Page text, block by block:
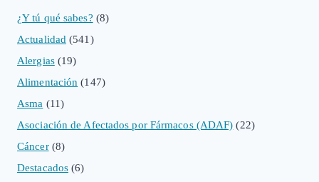
¿Y tú qué sabes? (8)
Actualidad (541)
Alergias(19)
Alimentación (147)
Asma (11)
Asociación de Afectados por Fármacos (ADAF) (22)
Cáncer(8)
Destacados (6)